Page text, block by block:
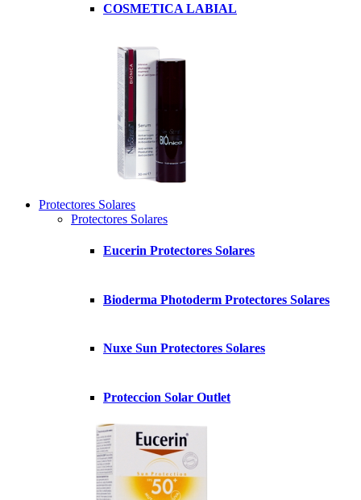
COSMETICA LABIAL
Protectores Solares
Protectores Solares
Eucerin Protectores Solares
Bioderma Photoderm Protectores Solares
Nuxe Sun Protectores Solares
Proteccion Solar Outlet